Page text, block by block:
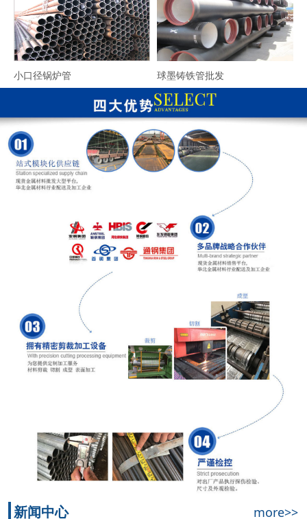
小口径锅炉管 球墨铸铁管批发
新闻中心 more>>